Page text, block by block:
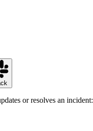
or resolves an incident: